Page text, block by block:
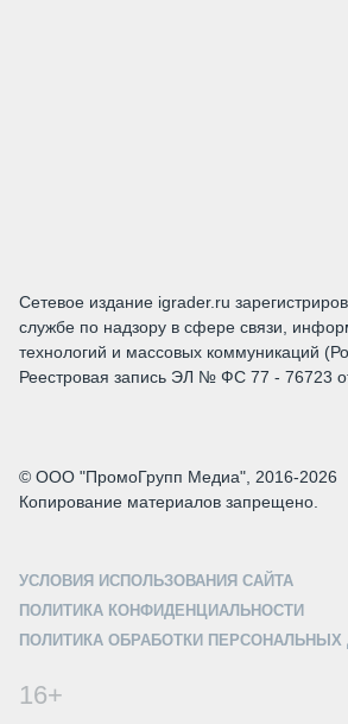
Сетевое издание igrader.ru
службе по надзору в сфере связи,
технологий и массовых коммуникаций
Реестровая запись ЭЛ № ФС 77 - 76723
© ООО "ПромоГрупп Медиа", 2016-2026
Копирование материалов запрещено.
УСЛОВИЯ ИСПОЛЬЗОВАНИЯ САЙТА
ПОЛИТИКА КОНФИДЕНЦИАЛЬНОСТИ
ПОЛИТИКА ОБРАБОТКИ
16+